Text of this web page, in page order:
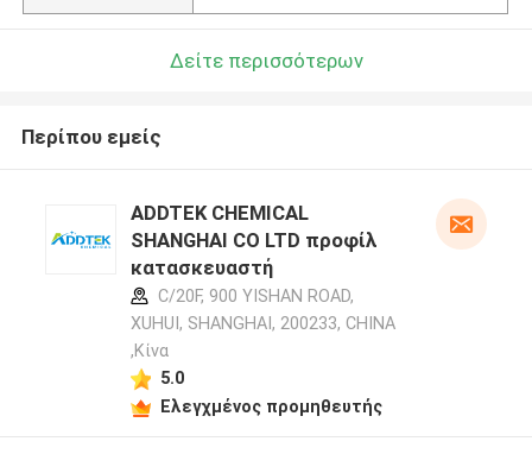
Δείτε περισσότερων
Περίπου εμείς
ADDTEK CHEMICAL
SHANGHAI CO LTD προφίλ
κατασκευαστή
C/20F, 900 YISHAN ROAD,
XUHUI, SHANGHAI, 200233, CHINA
,Κίνα
5.0
Ελεγχμένος προμηθευτής